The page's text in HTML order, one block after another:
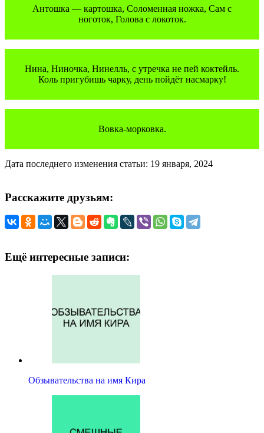
Антошка — картошка, Соломенная ножка, Сам с
ноготок, Голова с локоток.
Нина, Ниночка, Нинелль, с утречка не пей коктейль.
Коль пригубишь чарку, день пойдёт насмарку!
Вовка-морковка.
Дата последнего изменения статьи: 19 января, 2024
Расскажите друзьям:
Ещё интересные записи:
Обзывательства на имя Кира